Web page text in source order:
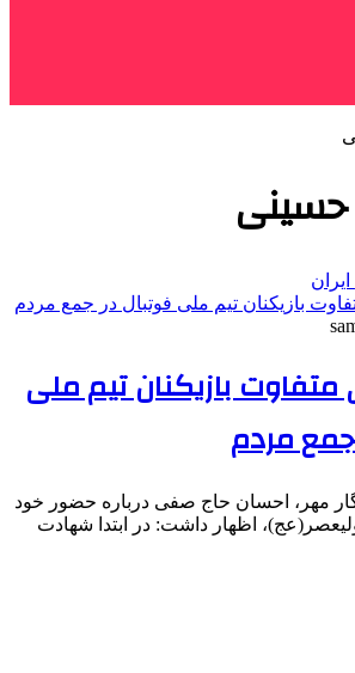
بازیکنان تیم ملی
مردم
مهر، احسان حاج صفی درباره حضور خود
اظهار داشت: در ابتدا شهادت